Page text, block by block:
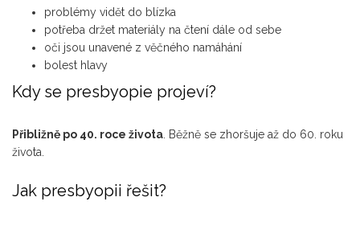
problémy vidět do blízka
potřeba držet materiály na čtení dále od sebe
oči jsou unavené z věčného namáhání
bolest hlavy
Kdy se presbyopie projeví?
Přibližně po 40. roce života . Běžně se zhoršuje až do 60. roku
života.
Jak presbyopii řešit?